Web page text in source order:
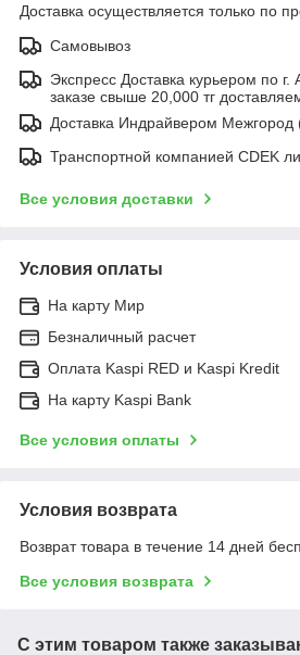
Доставка осуществляется только по
Самовывоз
Экспресс Доставка курьером по г.
заказе свыше 20,000 тг
Доставка Индрайвером Межгород
Транспортной компанией CDEK
Все условия доставки
Условия оплаты
На карту Мир
Безналичный расчет
Оплата Kaspi RED и Kaspi Kredit
На карту Kaspi Bank
Все условия оплаты
Условия возврата
Возврат товара в течение 14 дней
Все условия возврата
С этим товаром также